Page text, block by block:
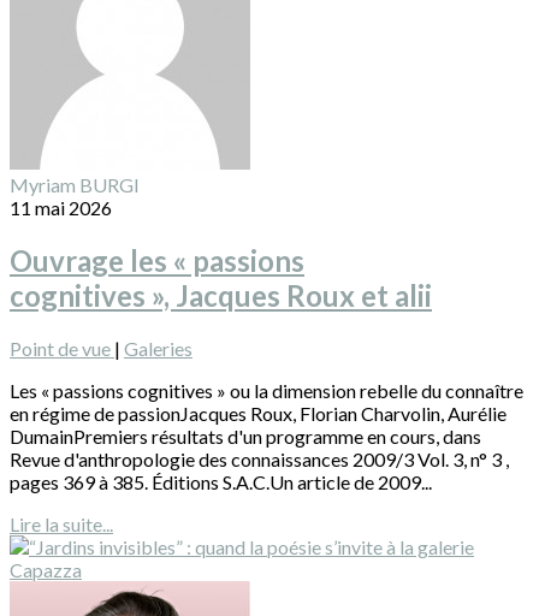
Myriam BURGI
11 mai 2026
Ouvrage les « passions
cognitives », Jacques Roux et alii
Point de vue | Galeries
Les « passions cognitives » ou la dimension rebelle du connaître
en régime de passionJacques Roux, Florian Charvolin, Aurélie
DumainPremiers résultats d'un programme en cours, dans
Revue d'anthropologie des connaissances 2009/3 Vol. 3, n° 3 ,
pages 369 à 385. Éditions S.A.C.Un article de 2009...
Lire la suite...